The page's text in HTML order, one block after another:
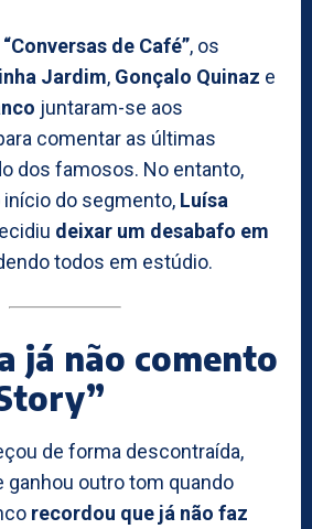
“Conversas de Café”, os
Jardim, Gonçalo Quinaz e
juntaram-se aos
comentar as últimas
dos famosos. No entanto,
do segmento, Luísa
deixar um desabafo em
todos em estúdio.
já não comento
de forma descontraída,
ganhou outro tom quando
recordou que já não faz